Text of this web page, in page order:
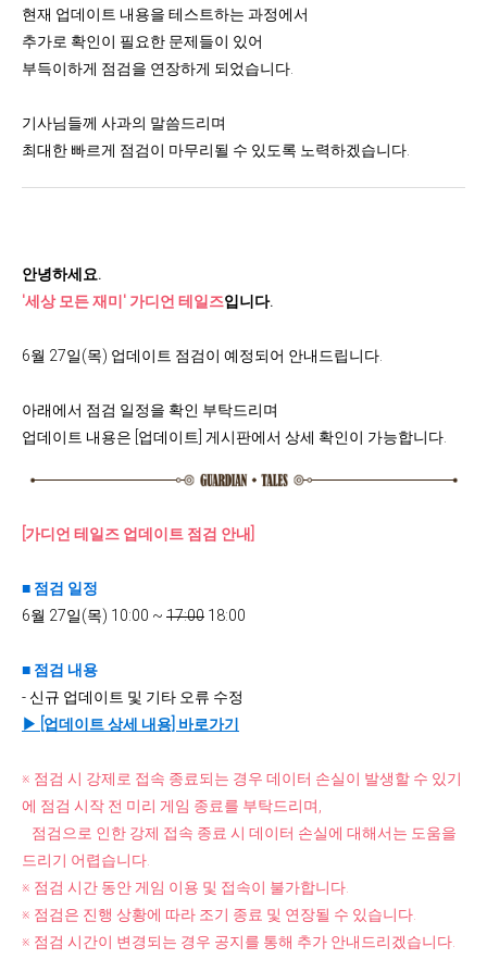
현재 업데이트 내용을 테스트하는 과정에서
추가로 확인이 필요한 문제들이 있어
부득이하게 점검을 연장하게 되었습니다.
기사님들께 사과의 말씀드리며
최대한 빠르게 점검이 마무리될 수 있도록 노력하겠습니다.
안녕하세요.
'세상 모든 재미' 가디언 테일즈입니다.
6월 27일(목) 업데이트 점검이 예정되어 안내드립니다.
아래에서 점검 일정을 확인 부탁드리며
업데이트 내용은 [업데이트] 게시판에서 상세 확인이 가능합니다.
[가디언 테일즈 업데이트 점검 안내]
■ 점검 일정
6월 27일(목) 10:00 ~ 17:00 18:00
■ 점검 내용
- 신규 업데이트 및 기타 오류 수정
▶ [업데이트 상세 내용] 바로가기
※ 점검 시 강제로 접속 종료되는 경우 데이터 손실이 발생할 수 있기
에 점검 시작 전 미리 게임 종료를 부탁드리며,
점검으로 인한 강제 접속 종료 시 데이터 손실에 대해서는 도움을
드리기 어렵습니다.
※ 점검 시간 동안 게임 이용 및 접속이 불가합니다.
※ 점검은 진행 상황에 따라 조기 종료 및 연장될 수 있습니다.
※ 점검 시간이 변경되는 경우 공지를 통해 추가 안내드리겠습니다.